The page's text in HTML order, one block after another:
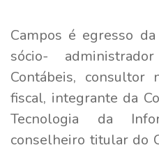
Campos é egresso
sócio-
Contábeis, consultor
fiscal, integrante da
Tecnologia da
conselheiro titular do